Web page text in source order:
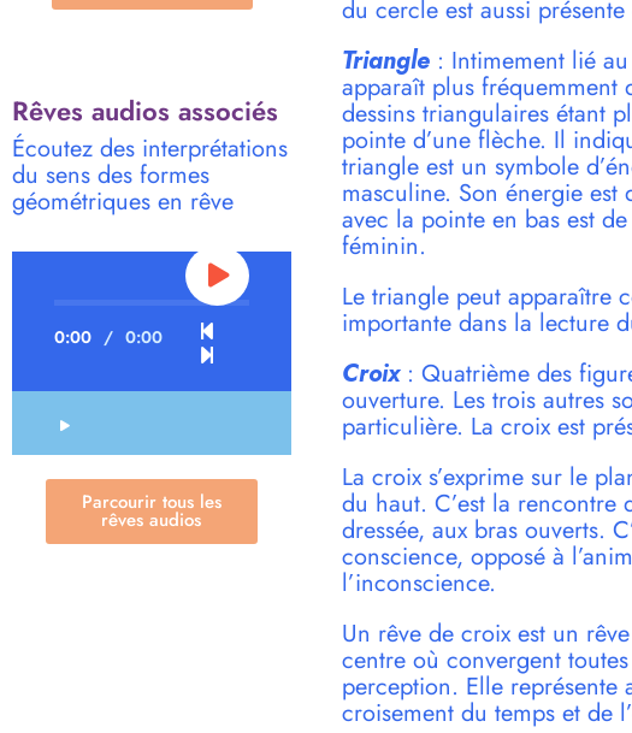
Rêves audios associés
Écoutez des interprétations
du sens des formes
géométriques en rêve
0:00 / 0:00
Parcourir tous les
rêves audios
du cercle est aussi
Triangle: Intimement lié au
apparaît plus fréquemment
dessins triangulaires étant
pointe d’une flèche. Il
triangle est un symbole
masculine. Son énergie
avec la pointe en bas est
féminin.
Le triangle peut apparaître
importante dans la lecture
Croix: Quatrième des
ouverture. Les trois autres
particulière. La croix est
La croix s’exprime sur le
du haut. C’est la
dressée, aux bras ouverts.
conscience, opposé à
l’inconscience.
Un rêve de croix est un
centre où convergent
perception. Elle représente
croisement du temps et de